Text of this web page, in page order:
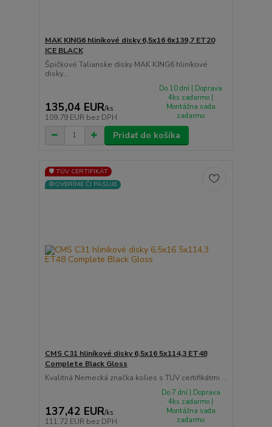
MAK KING6 hliníkové disky 6,5x16 6x139,7 ET20
ICE BLACK
Špičkové Talianske disky MAK KING6 hliníkové
disky...
135,04 EUR/ks
109,79 EUR bez DPH
Do 10 dní | Doprava
4ks zadarmo |
Montážna sada
zadarmo
Pridať do košíka
🛡️ TÜV CERTIFIKÁT
⚙️OVERÍME ČI PASUJE
CMS C31 hliníkové disky 6,5x16 5x114,3 ET48
Complete Black Gloss
Kvalitná Nemecká značka kolies s TUV certifikátmi ...
137,42 EUR/ks
111,72 EUR bez DPH
Do 7 dní | Doprava
4ks zadarmo |
Montážna sada
zadarmo